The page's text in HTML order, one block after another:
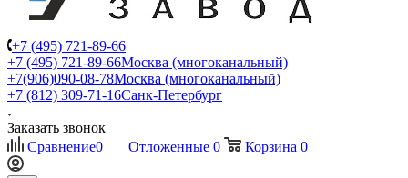
+7 (495) 721-89-66
+7 (495) 721-89-66Москва (многоканальный)
+7(906)090-08-78Москва (многоканальный)
+7 (812) 309-71-16Санк-Петербург
Заказать звонок
Сравнение0 Отложенные 0 Корзина 0